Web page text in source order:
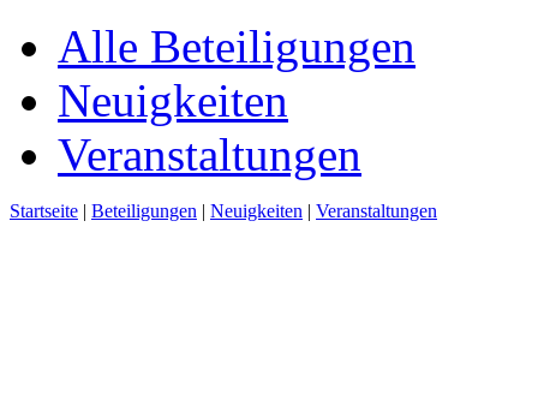
Alle Beteiligungen
Neuigkeiten
Veranstaltungen
Startseite | Beteiligungen | Neuigkeiten | Veranstaltungen